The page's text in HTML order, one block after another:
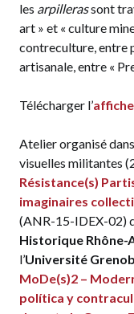
les arpillerassont
art » et « culture
contreculture, entre
artisanale, entre «
Télécharger l’affiche
Atelier organisé
visuelles militantes
Résistance(s)
imaginaires
(ANR-15-IDEX-02)
Historique Rhône-
l’Université
MoDe(s)2 –
política y